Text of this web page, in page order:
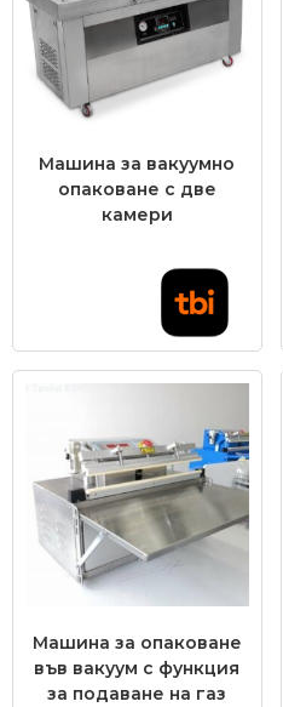
Машина за вакуумно
опаковане с две
камери
Машина за опаковане
във вакуум с функция
за подаване на газ